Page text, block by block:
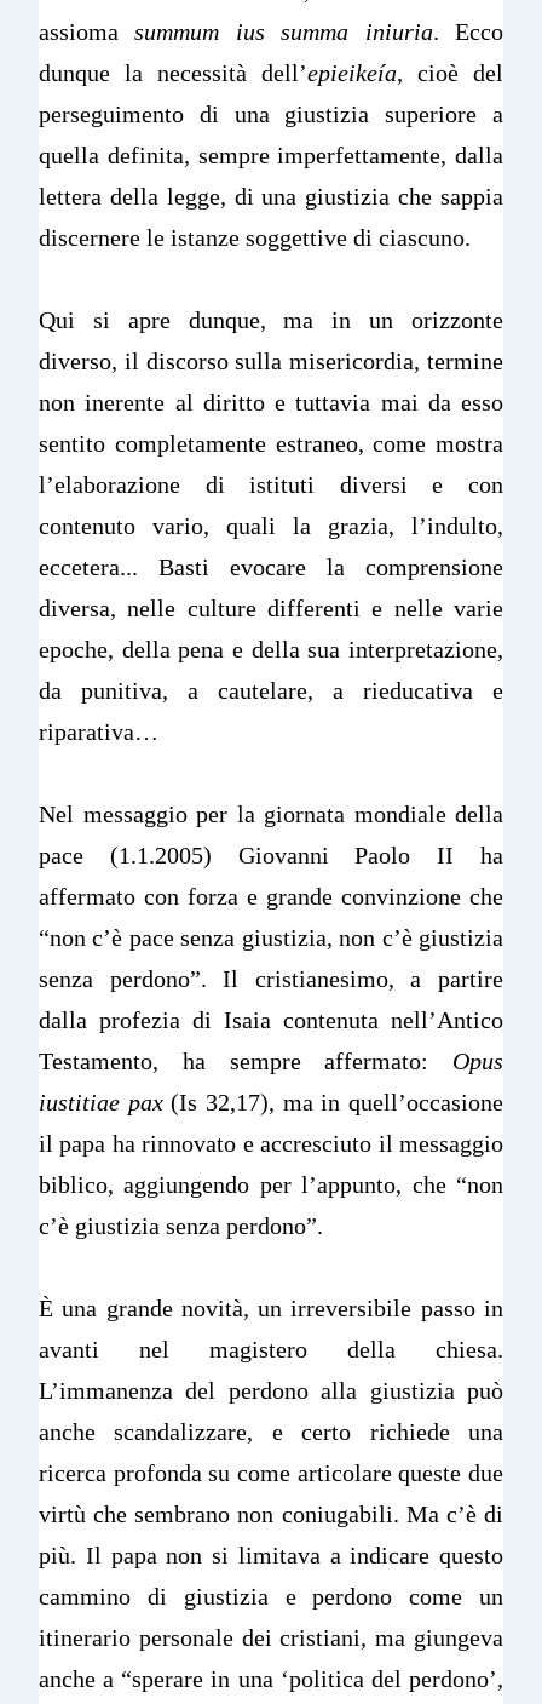
assiomasummum ius summa iniuria. Ecco
dunque la necessità dell’epieikeía, cioè del
perseguimento di una giustizia superiore a
quella definita, sempre imperfettamente, dalla
lettera della legge, di una giustizia che sappia
discernere le istanze soggettive di ciascuno.
Qui si apre dunque, ma in un orizzonte
diverso, il discorso sulla misericordia, termine
non inerente al diritto e tuttavia mai da esso
sentito completamente estraneo, come mostra
l’elaborazione di istituti diversi e con
contenuto vario, quali la grazia, l’indulto,
eccetera... Basti evocare la comprensione
diversa, nelle culture differenti e nelle varie
epoche, della pena e della sua interpretazione,
da punitiva, a cautelare, a rieducativa e
riparativa…
Nel messaggio per la giornata mondiale della
pace (1.1.2005) Giovanni Paolo II ha
affermato con forza e grande convinzione che
“non c’è pace senza giustizia, non c’è giustizia
senza perdono”. Il cristianesimo, a partire
dalla profezia di Isaia contenuta nell’Antico
Testamento, ha sempre affermato: Opus
iustitiae pax(Is 32,17), ma in quell’occasione
il papa ha rinnovato e accresciuto il messaggio
biblico, aggiungendo per l’appunto, che “non
c’è giustizia senza perdono”.
È una grande novità, un irreversibile passo in
avanti nel magistero della chiesa.
L’immanenza del perdono alla giustizia può
anche scandalizzare, e certo richiede una
ricerca profonda su come articolare queste due
virtù che sembrano non coniugabili. Ma c’è di
più. Il papa non si limitava a indicare questo
cammino di giustizia e perdono come un
itinerario personale dei cristiani, ma giungeva
anche a “sperare in una ‘politica del perdono’,